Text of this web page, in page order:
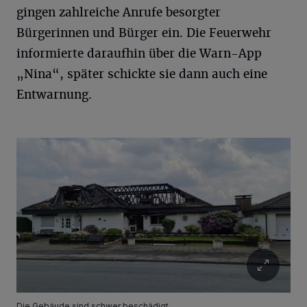
gingen zahlreiche Anrufe besorgter
Bürgerinnen und Bürger ein. Die Feuerwehr
informierte daraufhin über die Warn-App
„Nina“, später schickte sie dann auch eine
Entwarnung.